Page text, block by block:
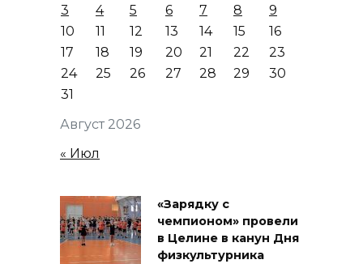
Август 2026
3
4 5 6 7 8
9
10
11 12 13 14 15
16
17
18 19 20 21 22
23
24
25 26 27 28 29
30
31
« Июл
«Зарядку с
чемпионом» провели
в Целине в канун Дня
физкультурника